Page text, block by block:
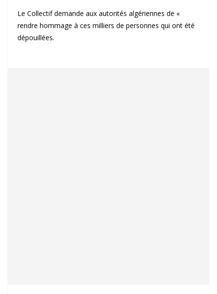
Le Collectif demande aux autorités algériennes de «
rendre hommage à ces milliers de personnes qui ont été
dépouillées.